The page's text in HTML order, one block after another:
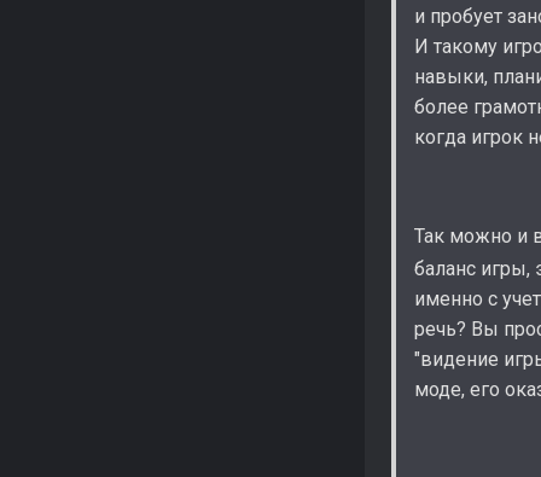
и пробует
И такому
навыки,
более
когда игрок
Так можно и
баланс игры,
именно с
речь? Вы
"видение
моде, его